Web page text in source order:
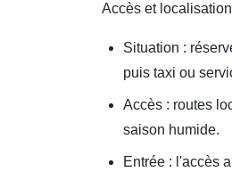
Accès et
Situation :
puis taxi ou
Accès : routes
saison humide.
Entrée : l'accès